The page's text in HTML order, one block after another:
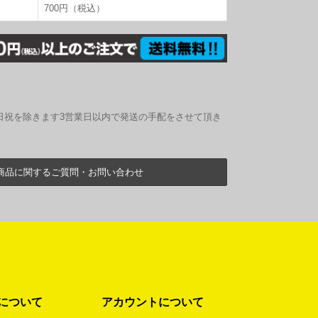
700円（税込）
祝を除きます3営業日以内で発送の手配をさせて頂き
品に関するご質問・お問い合わせ
ついて アカウントについて